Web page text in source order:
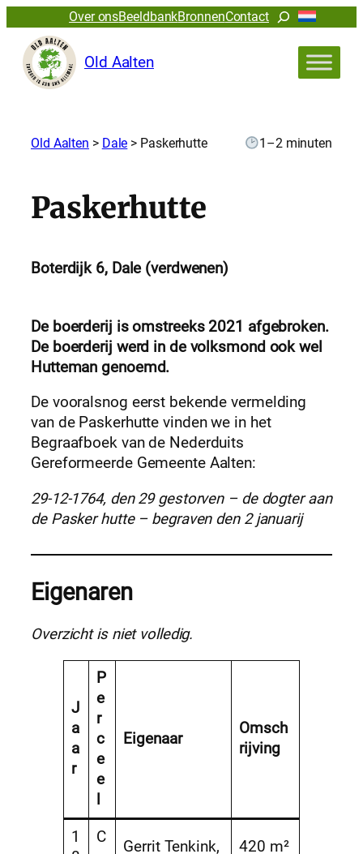
Over onsBeeldbankBronnenContactZoeken
Old Aalten
Old Aalten > Dale > Paskerhutte 1–2 minuten
Paskerhutte
Boterdijk 6, Dale (verdwenen)
De boerderij is omstreeks 2021 afgebroken.
De boerderij werd in de volksmond ook wel
Hutteman genoemd.
De vooralsnog eerst bekende vermelding
van de Paskerhutte vinden we in het
Begraafboek van de Nederduits
Gereformeerde Gemeente Aalten:
29-12-1764, den 29 gestorven – de dogter aan
de Pasker hutte – begraven den 2 januarij
Eigenaren
Overzicht is niet volledig.
J
a
a
r
P
e
r
c
e
e
Eigenaar
Omsch
rijving
1
C
Gerrit Tenkink,
420 m²